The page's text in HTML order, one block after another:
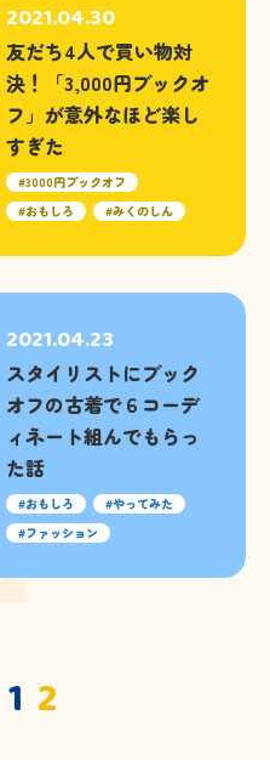
2021.04.30
友だち4人で買い物対
決！「3,000円ブックオ
フ」が意外なほど楽し
すぎた
3000円ブックオフ
おもしろ
みくのしん
2021.04.23
スタイリストにブック
オフの古着で６コーデ
ィネート組んでもらっ
た話
おもしろ
やってみた
ファッション
1 2